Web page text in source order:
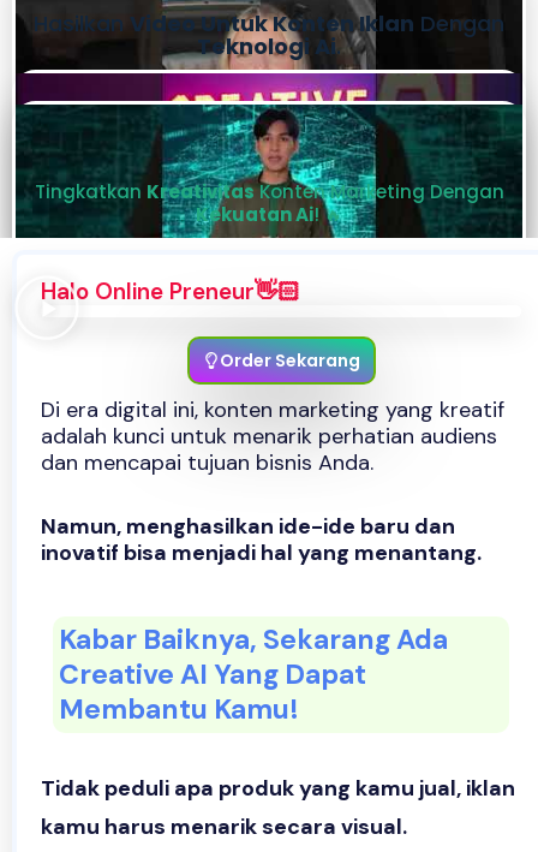
Hasilkan Video Untuk Konten Iklan Dengan
Teknologi Ai.
Tingkatkan KreativitasKonten Marketing Dengan
Kekuatan Ai! 🔥
Halo Online Preneur👋🏻
Order Sekarang
Di era digital ini, konten marketing yang kreatif
adalah kunci untuk menarik perhatian audiens
dan mencapai tujuan bisnis Anda.
Namun, menghasilkan ide-ide baru dan
inovatif bisa menjadi hal yang menantang.
Kabar Baiknya, Sekarang Ada
Creative AI Yang Dapat
Membantu Kamu!
Tidak peduli apa produk yang kamu jual, iklan
kamu harus menarik secara visual.